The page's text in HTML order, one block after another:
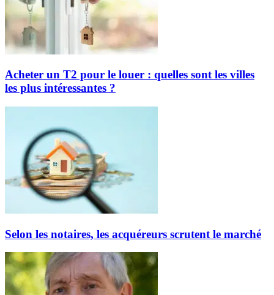
Acheter un T2 pour le louer : quelles sont les villes
les plus intéressantes ?
Selon les notaires, les acquéreurs scrutent le marché